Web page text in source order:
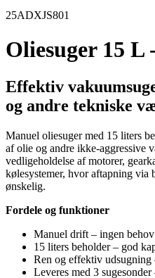
25ADXJS801
Oliesuger 15 L
Effektiv
og andre tekniske
Manuel oliesuger med 15 liters
af olie og andre ikke-aggressive
vedligeholdelse af motorer,
kølesystemer, hvor aftapning
ønskelig.
Fordele og funktioner
Manuel drift – ingen
15 liters beholder – god
Ren og effektiv
Leveres med 3